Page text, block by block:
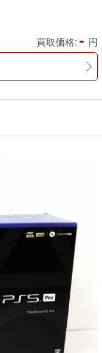
買取価格: - 円